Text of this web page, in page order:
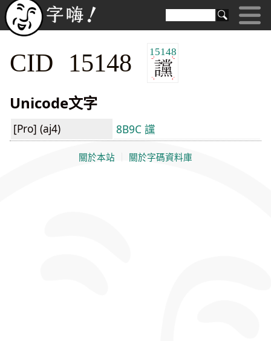
CID 15148 15148
Unicode文字
[Pro] (aj4) 8B9C 讜
關於本站 關於字碼資料庫